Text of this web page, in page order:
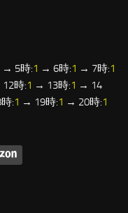
→ 5時:1 → 6時:1 → 7時:1
時:1 → 13時:1 → 14
:1 → 19時:1 → 20時:1